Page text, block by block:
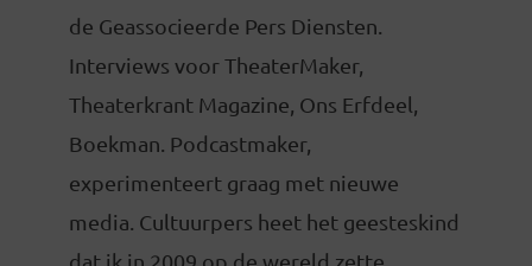
de Geassocieerde Pers Diensten.
Interviews voor TheaterMaker,
Theaterkrant Magazine, Ons Erfdeel,
Boekman. Podcastmaker,
experimenteert graag met nieuwe
media. Cultuurpers heet het geesteskind
dat ik in 2009 op de wereld zette.